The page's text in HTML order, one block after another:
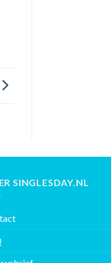
SINGLESDAY.NL